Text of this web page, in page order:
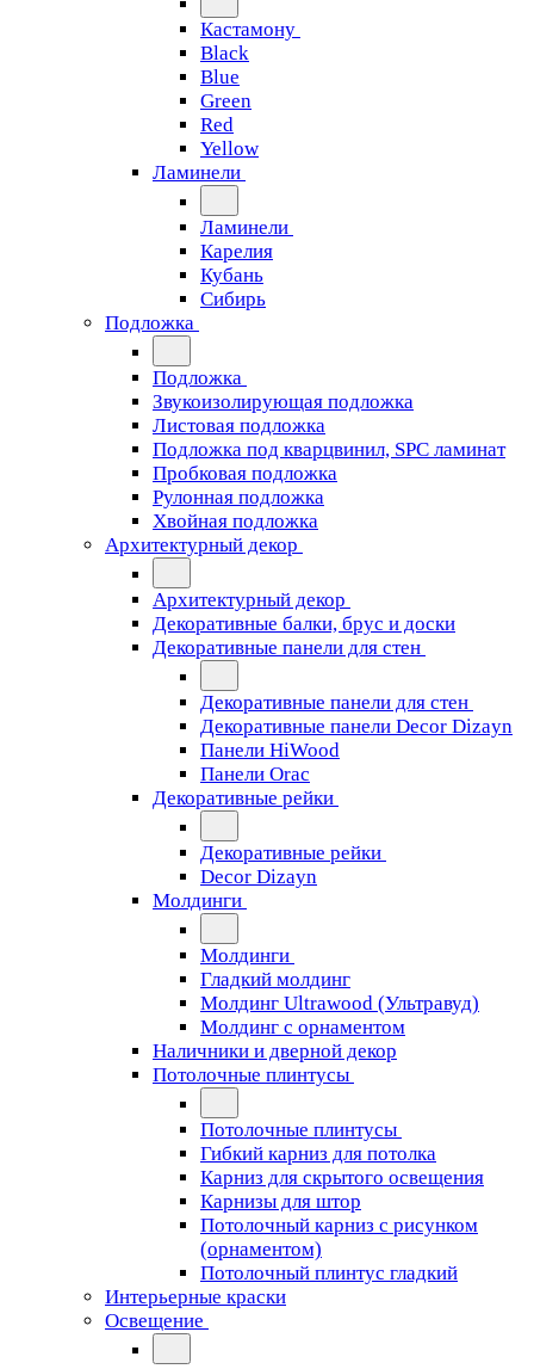
Кастамону
Black
Blue
Green
Red
Yellow
Ламинели
Ламинели
Карелия
Кубань
Сибирь
Подложка
Подложка
Звукоизолирующая подложка
Листовая подложка
Подложка под кварцвинил, SPC ламинат
Пробковая подложка
Рулонная подложка
Хвойная подложка
Архитектурный декор
Архитектурный декор
Декоративные балки, брус и доски
Декоративные панели для стен
Декоративные панели для стен
Декоративные панели Decor Dizayn
Панели HiWood
Панели Orac
Декоративные рейки
Декоративные рейки
Decor Dizayn
Молдинги
Молдинги
Гладкий молдинг
Молдинг Ultrawood (Ультравуд)
Молдинг с орнаментом
Наличники и дверной декор
Потолочные плинтусы
Потолочные плинтусы
Гибкий карниз для потолка
Карниз для скрытого освещения
Карнизы для штор
Потолочный карниз с рисунком
(орнаментом)
Потолочный плинтус гладкий
Интерьерные краски
Освещение